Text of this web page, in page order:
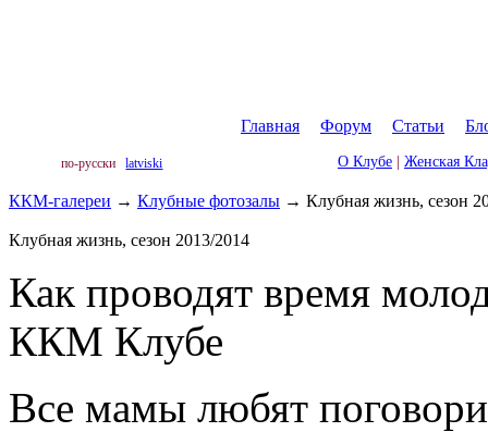
Главная Форум Статьи
по-русски latviski О Клубе Женская
ККМ-галереи → Клубные фотозалы → Клубная жизнь, сезон
Клубная жизнь, сезон 2013/2014
Как проводят время
ККМ Клубе
Все мамы любят